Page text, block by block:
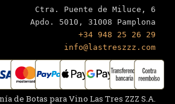
Ctra. Puente de Miluce, 6
+34 948 25 26 29
info@lastreszzz.com
de Botas para Vino Las Tres ZZZ S.A.